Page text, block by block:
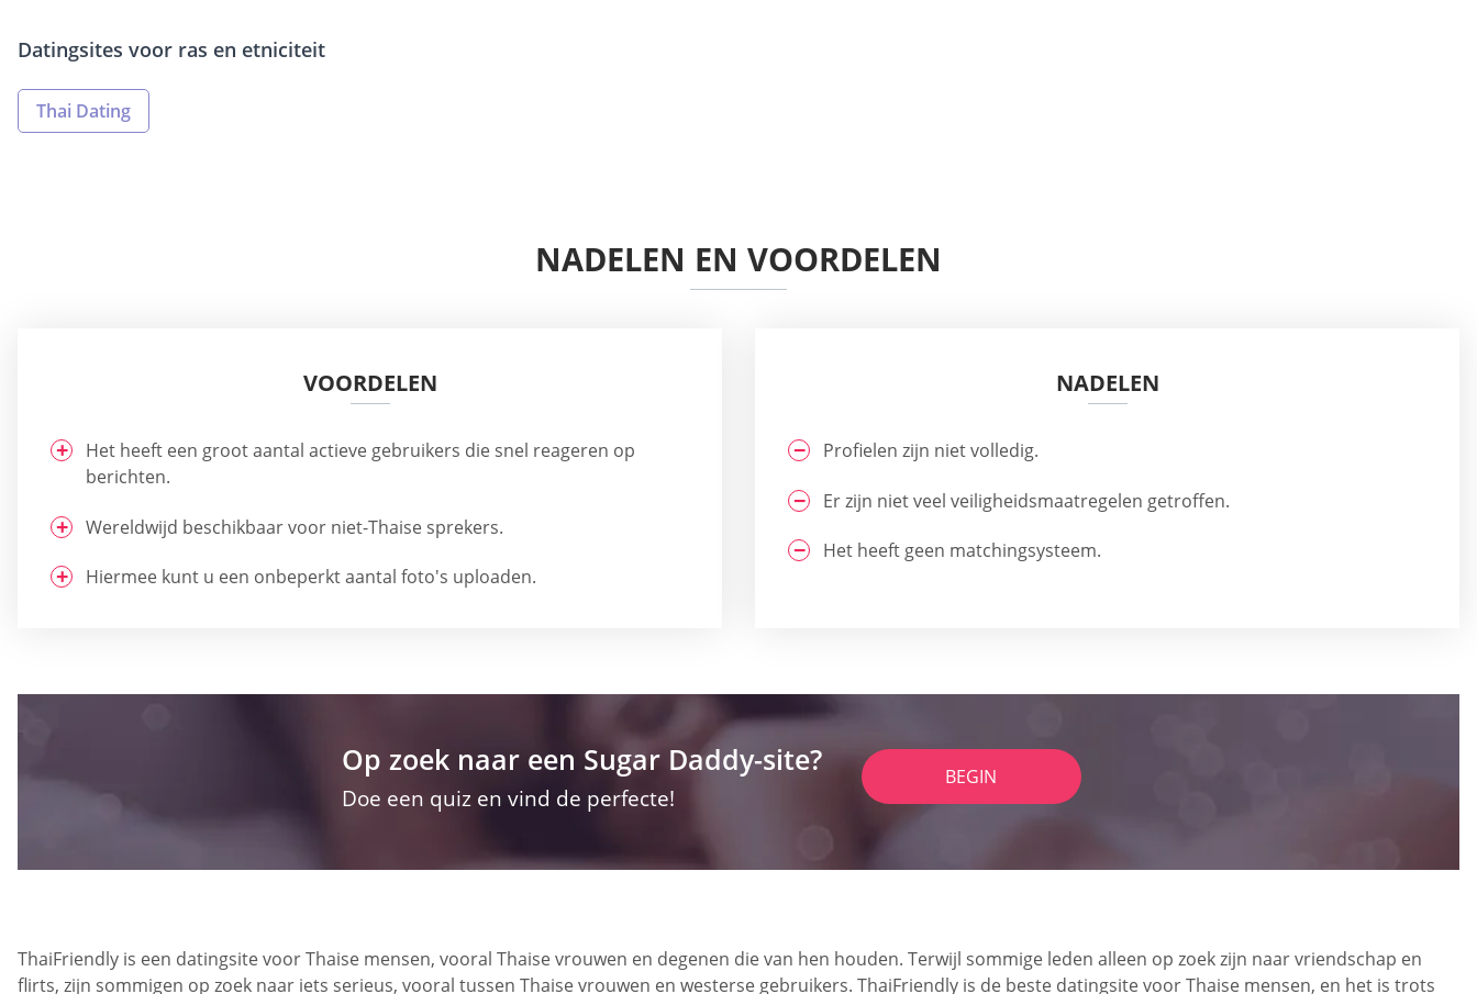
Datingsites voor ras en etniciteit
Thai Dating
NADELEN EN VOORDELEN
VOORDELEN
Het heeft een groot aantal actieve gebruikers die snel reageren op
berichten.
Wereldwijd beschikbaar voor niet-Thaise sprekers.
Hiermee kunt u een onbeperkt aantal foto's uploaden.
NADELEN
Profielen zijn niet volledig.
Er zijn niet veel veiligheidsmaatregelen getroffen.
Het heeft geen matchingsysteem.
Op zoek naar een Sugar Daddy-site?
Doe een quiz en vind de perfecte!
BEGIN
ThaiFriendly is een datingsite voor Thaise mensen, vooral Thaise vrouwen en degenen die van hen houden. Terwijl sommige leden alleen op zoek zijn naar vriendschap en
flirts, zijn sommigen op zoek naar iets serieus, vooral tussen Thaise vrouwen en westerse gebruikers. ThaiFriendly is de beste datingsite voor Thaise mensen, en het is trots